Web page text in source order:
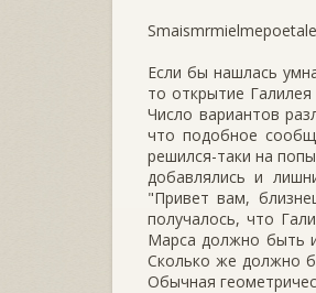
Если бы нашлась
то открытие
Число вариантов
что подобное
решился-таки на
добавлялись и
"Привет вам,
получалось, что
Марса должно быть
Сколько же должно
Обычная